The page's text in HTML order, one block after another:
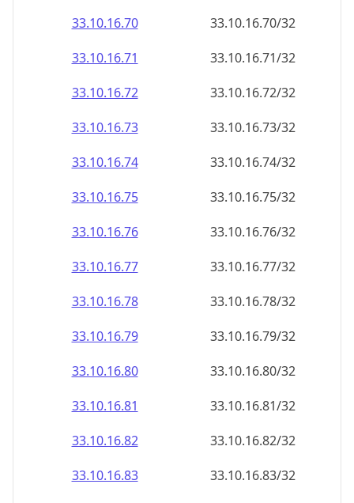
33.10.16.79
33.10.16.79/32
33.10.16.80
33.10.16.80/32
33.10.16.81
33.10.16.81/32
33.10.16.82
33.10.16.82/32
33.10.16.83
33.10.16.83/32
33.10.16.84
33.10.16.84/32
33.10.16.85
33.10.16.85/32
33.10.16.86
33.10.16.86/32
33.10.16.87
33.10.16.87/32
33.10.16.88
33.10.16.88/32
33.10.16.89
33.10.16.89/32
33.10.16.90
33.10.16.90/32
33.10.16.91
33.10.16.91/32
33.10.16.92
33.10.16.92/32